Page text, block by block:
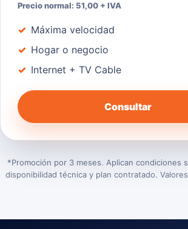
Precio normal: 51,00 + IVA
Máxima velocidad
Hogar o negocio
Internet + TV Cable
Consultar
*Promoción por 3 meses. Aplican condiciones
disponibilidad técnica y plan contratado.